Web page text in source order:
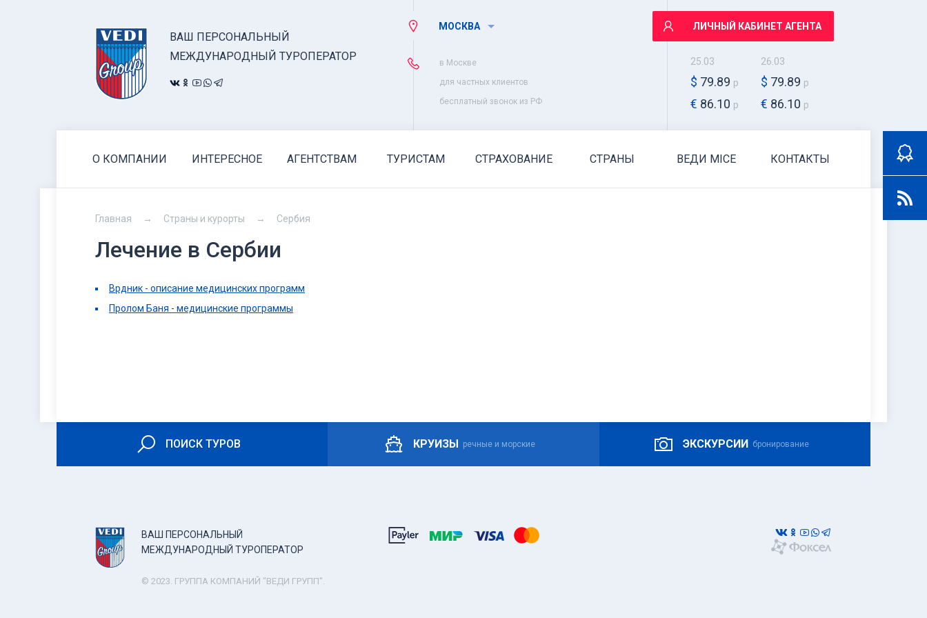
ВАШ ПЕРСОНАЛЬНЫЙ
МЕЖДУНАРОДНЫЙ ТУРОПЕРАТОР
МОСКВА
в Москве
для частных клиентов
бесплатный звонок из РФ
ЛИЧНЫЙ КАБИНЕТ АГЕНТА
25.03
$ 79.89 р
€ 86.10 р
26.03
$ 79.89 р
€ 86.10 р
О КОМПАНИИ ИНТЕРЕСНОЕ АГЕНТСТВАМ ТУРИСТАМ СТРАХОВАНИЕ СТРАНЫ ВЕДИ MICE КОНТАКТЫ
Главная Страны и курорты Сербия
Лечение в Сербии
Врдник - описание медицинских программ
Пролом Баня - медицинские программы
ПОИСК ТУРОВ КРУИЗЫ речные и морские ЭКСКУРСИИ бронирование
ВАШ ПЕРСОНАЛЬНЫЙ
МЕЖДУНАРОДНЫЙ ТУРОПЕРАТОР
© 2023. ГРУППА КОМПАНИЙ "ВЕДИ ГРУПП".